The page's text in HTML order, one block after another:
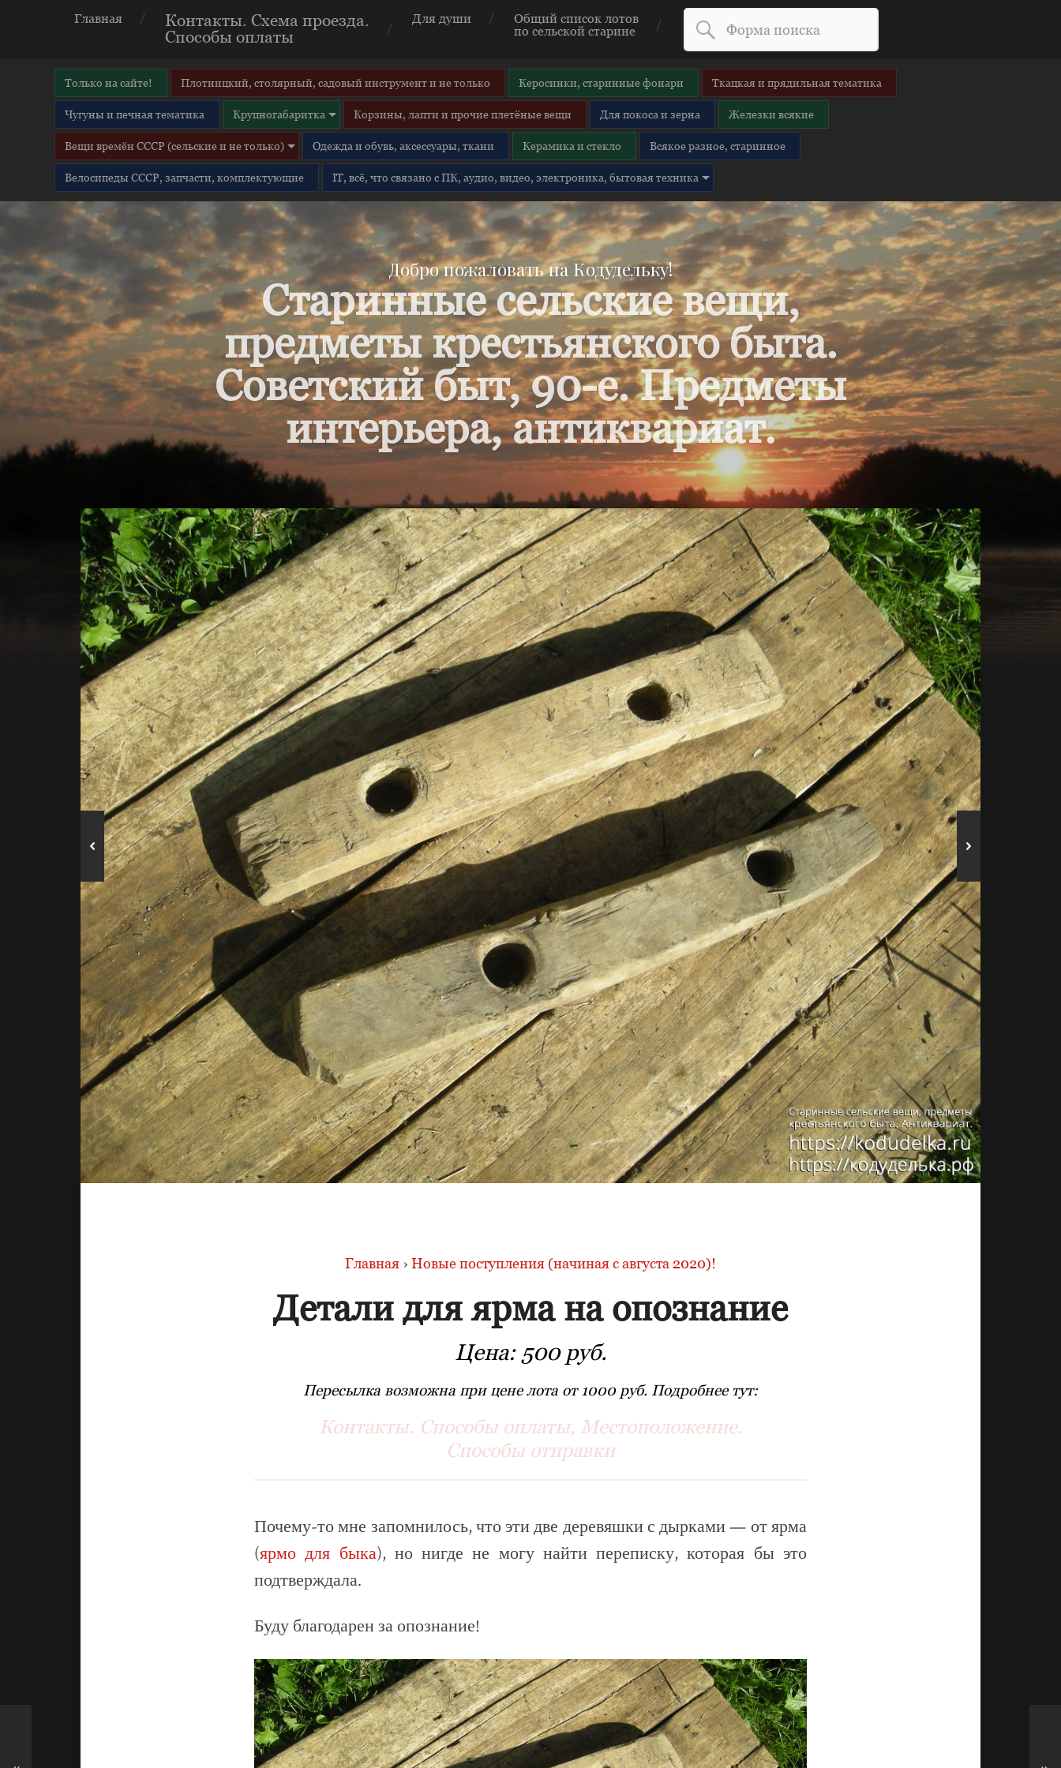
Главная
Контакты. Схема проезда.
Способы оплаты
Для души
Общий список лотов
по сельской старине
Только на сайте! Плотницкий, столярный, садовый инструмент и не только Керосинки, старинные фонари Ткацкая и прядильная тематика
Чугуны и печная тематика Крупногабаритка Корзины, лапти и прочие плетёные вещи Для покоса и зерна Железки всякие
Вещи времён СССР (сельские и не только) Одежда и обувь, аксессуары, ткани Керамика и стекло Всякое разное, старинное
Велосипеды СССР, запчасти, комплектующие IT, всё, что связано с ПК, аудио, видео, электроника, бытовая техника
Добро пожаловать на Кодудельку!
Старинные сельские вещи,
предметы крестьянского быта.
Советский быт, 90-е. Предметы
интерьера, антиквариат.
Главная › Новые поступления (начиная с августа 2020)!
Детали для ярма на опознание
Цена: 500 руб.
Пересылка возможна при цене лота от 1000 руб. Подробнее тут:
Контакты. Способы оплаты, Местоположение.
Способы отправки
Почему-то мне запомнилось, что эти две деревяшки с дырками — от ярма
(ярмо для быка), но нигде не могу найти переписку, которая бы это
подтверждала.
Буду благодарен за опознание!